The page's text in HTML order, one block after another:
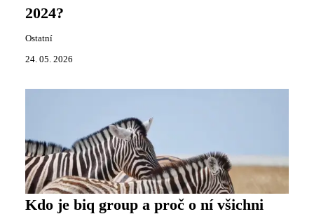
2024?
Ostatní
24. 05. 2026
Kdo je biq group a proč o ní všichni